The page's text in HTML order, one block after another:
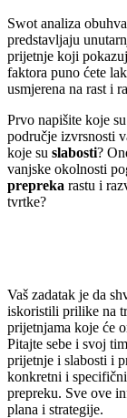
Swot analiza
predstavljaju
prijetnje koji
faktora puno ćete
usmjerena na rast i
Prvo napišite koje
područje izvrsnosti
koje su slabosti?
vanjske okolnosti
prepreka rastu i
tvrtke?
Vaš zadatak je da
iskoristili prilike na
prijetnjama koje će
Pitajte sebe i svoj
prijetnje i slabosti i
konkretni i
prepreku. Sve ove
plana i strategije.